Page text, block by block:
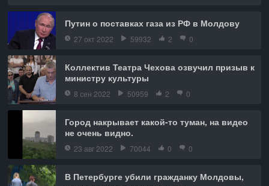
Путин о поставках газа из РФ в Молдову
27 окт 2022 59932 2 0
Коллектив Театра Чехова озвучил призыв к
министру культуры
8 сен 2022 50959 2 0
Город накрывает какой-то туман, на видео
не очень видно.
23 авг 2022 70044 0 0
В Петербурге убили гражданку Молдовы,